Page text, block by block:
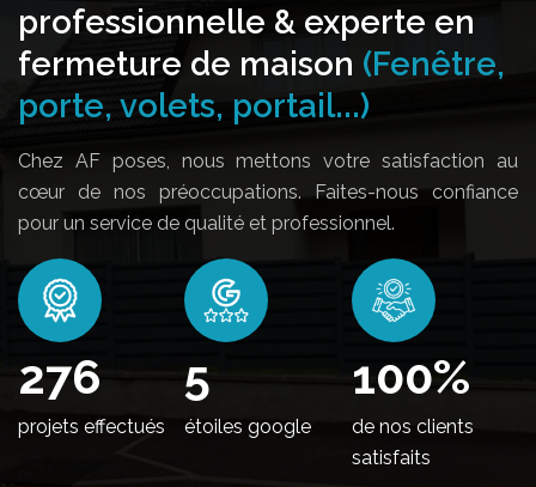
professionnelle & experte en
fermeture de maison (Fenêtre,
porte, volets, portail...)
Chez AF poses, nous mettons votre satisfaction au
cœur de nos préoccupations. Faites-nous confiance
pour un service de qualité et professionnel.
342
projets effectués
5
étoiles google
100%
de nos clients
satisfaits